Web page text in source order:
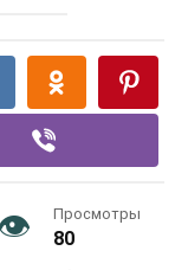
Просмотры
80